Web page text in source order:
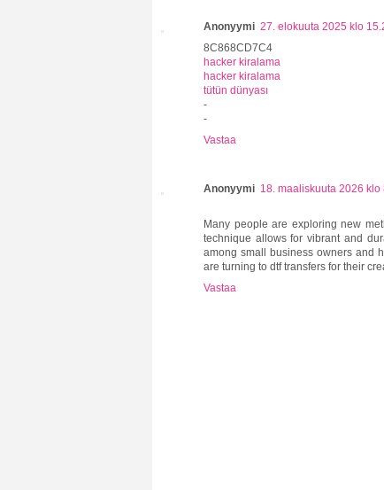
Anonyymi 27. elokuuta 2025 klo
8C868CD7C4
hacker kiralama
hacker kiralama
tütün dünyası
-
-
Vastaa
Anonyymi 18. maaliskuuta 2026 klo
Many people are exploring new
technique allows for vibrant and
among small business owners and
are turning to dtf transfers for their
Vastaa